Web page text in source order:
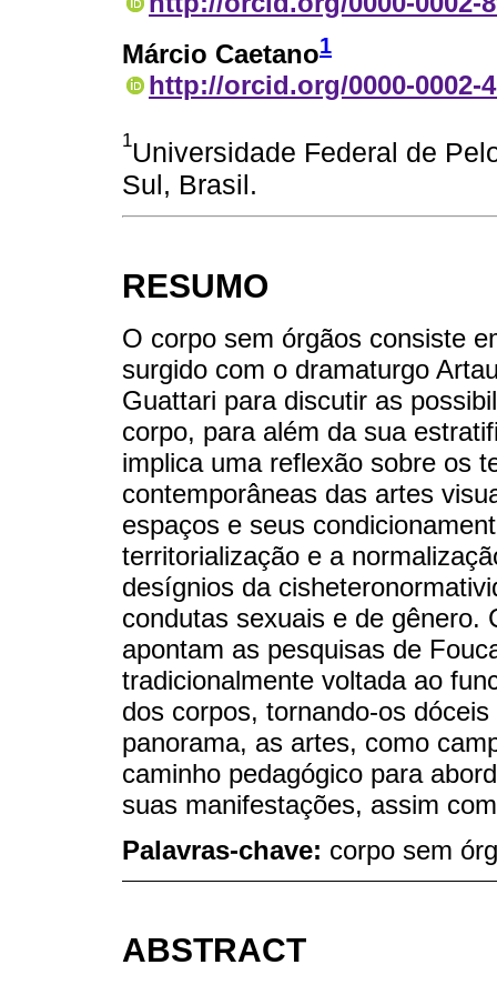
Márcio Caetano1
http://orcid.org/0000-0002-
1Universidade Federal de
Sul, Brasil.
RESUMO
O corpo sem órgãos consiste
surgido com o dramaturgo
Guattari para discutir as
corpo, para além da sua
implica uma reflexão sobre os
contemporâneas das artes
espaços e seus
territorialização e a
desígnios da
condutas sexuais e de gênero.
apontam as pesquisas de
tradicionalmente voltada ao
dos corpos, tornando-os
panorama, as artes, como
caminho pedagógico para
suas manifestações, assim
Palavras-chave: corpo sem
ABSTRACT